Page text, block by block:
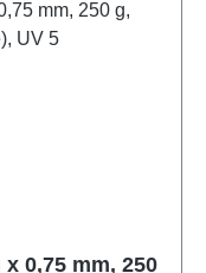
0,75 mm, 250